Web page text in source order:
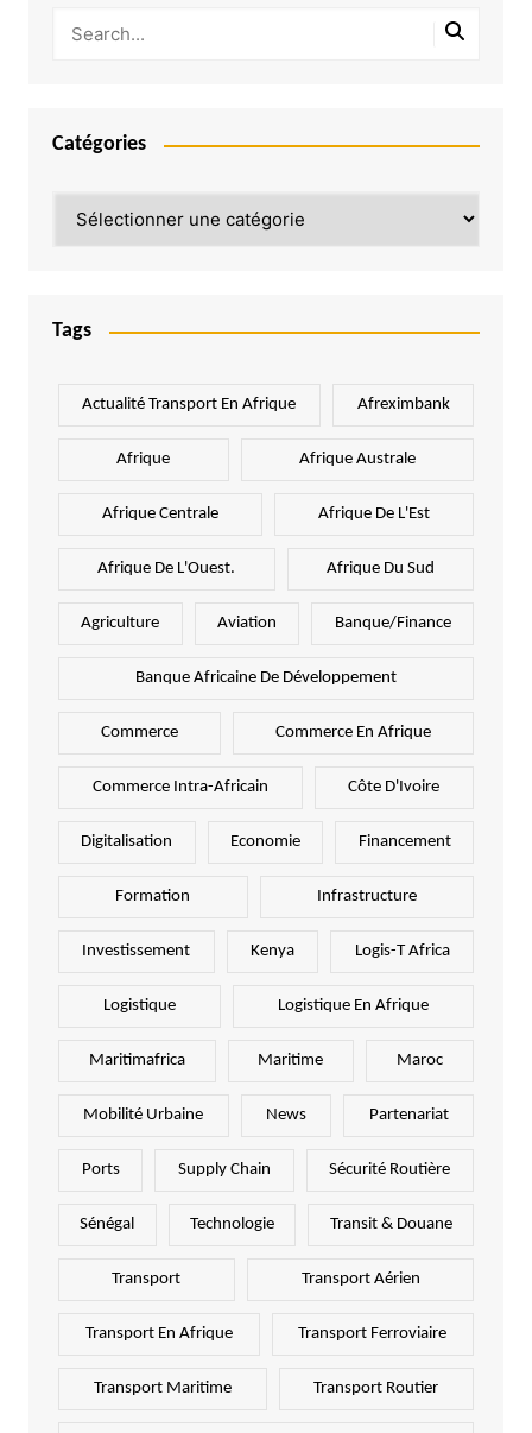
Catégories
Tags
Actualité Transport En Afrique Afreximbank
Afrique Afrique Australe
Afrique Centrale Afrique De L'Est
Afrique De L'Ouest. Afrique Du Sud
Agriculture Aviation Banque/Finance
Banque Africaine De Développement
Commerce Commerce En Afrique
Commerce Intra-Africain Côte D'Ivoire
Digitalisation Economie Financement
Formation Infrastructure
Investissement Kenya Logis-T Africa
Logistique Logistique En Afrique
Maritimafrica Maritime Maroc
Mobilité Urbaine News Partenariat
Ports Supply Chain Sécurité Routière
Sénégal Technologie Transit & Douane
Transport Transport Aérien
Transport En Afrique Transport Ferroviaire
Transport Maritime Transport Routier